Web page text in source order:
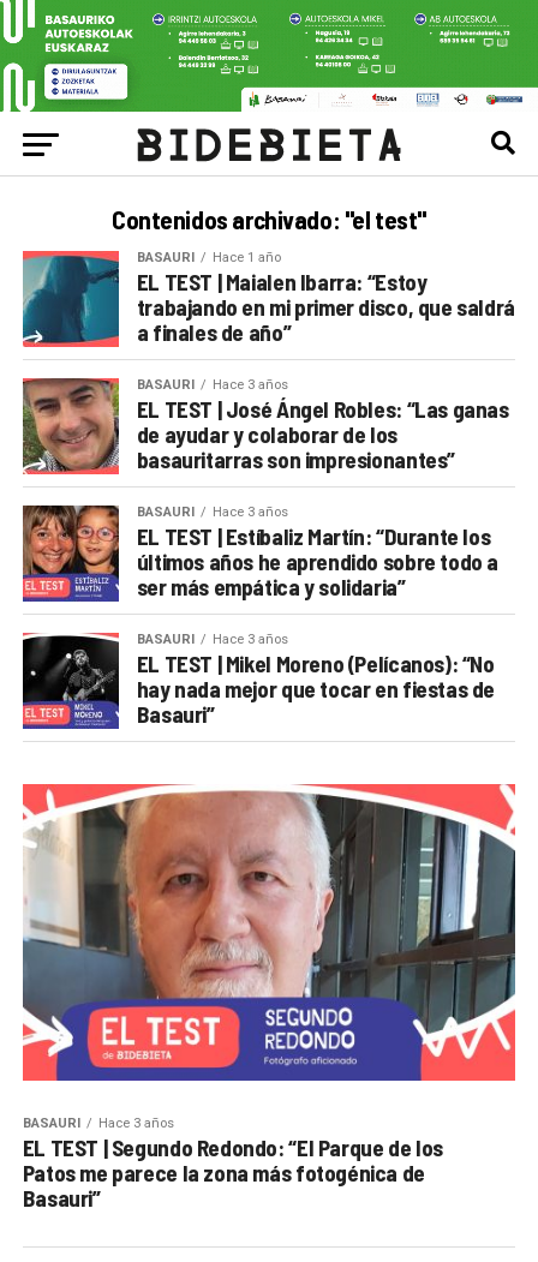
Contenidos archivado: "el test"
BASAURI Hace 1 año
EL TEST | Maialen Ibarra: “Estoy
trabajando en mi primer disco, que saldrá
a finales de año”
BASAURI Hace 3 años
EL TEST | José Ángel Robles: “Las ganas
de ayudar y colaborar de los
basauritarras son impresionantes”
BASAURI Hace 3 años
EL TEST | Estíbaliz Martín: “Durante los
últimos años he aprendido sobre todo a
ser más empática y solidaria”
BASAURI Hace 3 años
EL TEST | Mikel Moreno (Pelícanos): “No
hay nada mejor que tocar en fiestas de
Basauri”
BASAURI Hace 3 años
EL TEST | Segundo Redondo: “El Parque de los
Patos me parece la zona más fotogénica de
Basauri”